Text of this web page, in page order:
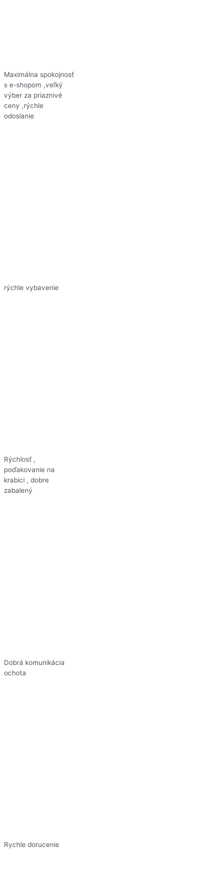
Maximálna spokojnosť
s e-shopom ,veľký
výber za priaznivé
ceny ,rýchle
odoslanie
rýchle vybavenie
Rýchlosť ,
poďakovanie na
krabici , dobre
zabalený
Dobrá komunikácia
ochota
Rychle dorucenie